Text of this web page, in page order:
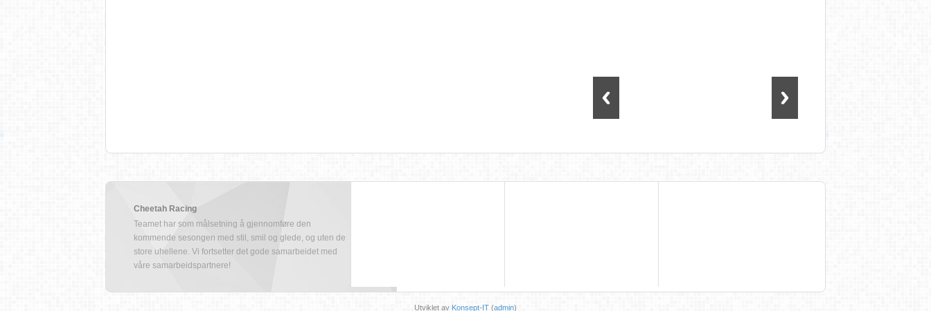
Cheetah Racing
Teamet har som målsetning å gjennomføre den
kommende sesongen med stil, smil og glede, og uten de
store uhellene. Vi fortsetter det gode samarbeidet med
våre samarbeidspartnere!
Utviklet av Konsept-IT (admin)